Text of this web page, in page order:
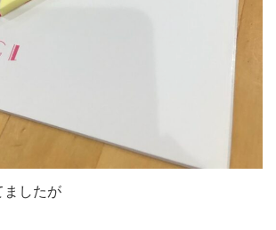
ましたが